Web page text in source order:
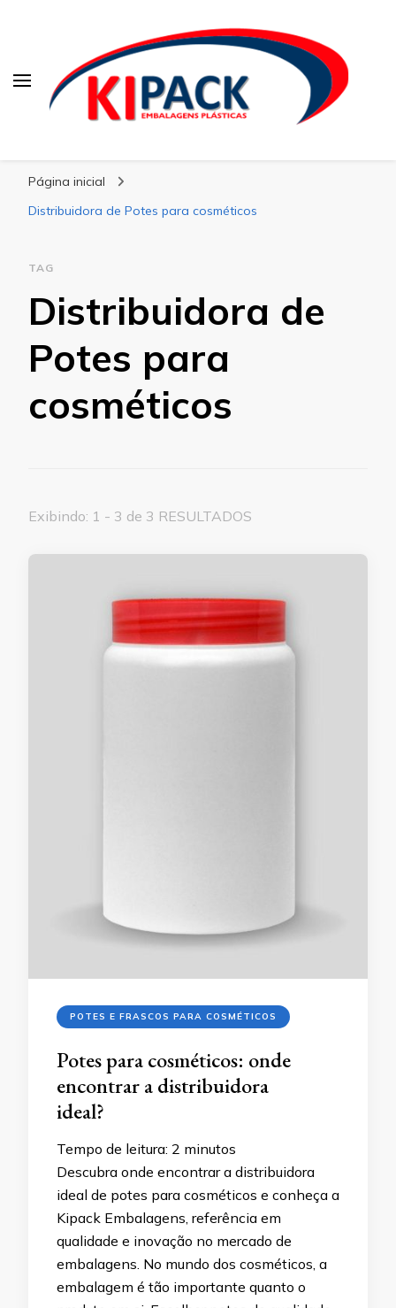
Página inicial
Distribuidora de Potes para cosméticos
TAG
Distribuidora de
Potes para
cosméticos
Exibindo: 1 - 3 de 3 RESULTADOS
POTES E FRASCOS PARA COSMÉTICOS
Potes para cosméticos: onde
encontrar a distribuidora
ideal?
Tempo de leitura: 2 minutos
Descubra onde encontrar a distribuidora
ideal de potes para cosméticos e conheça a
Kipack Embalagens, referência em
qualidade e inovação no mercado de
embalagens. No mundo dos cosméticos, a
embalagem é tão importante quanto o